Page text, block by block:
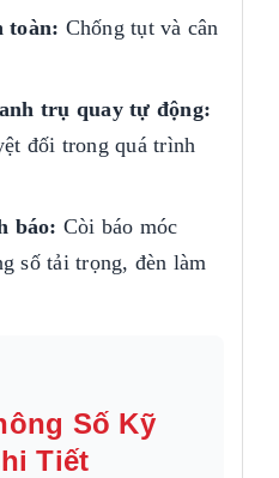
toàn: Chống tụt và cân
trụ quay tự động:
đối trong quá trình
báo: Còi báo móc
số tải trọng, đèn làm
Số Kỹ
Tiết